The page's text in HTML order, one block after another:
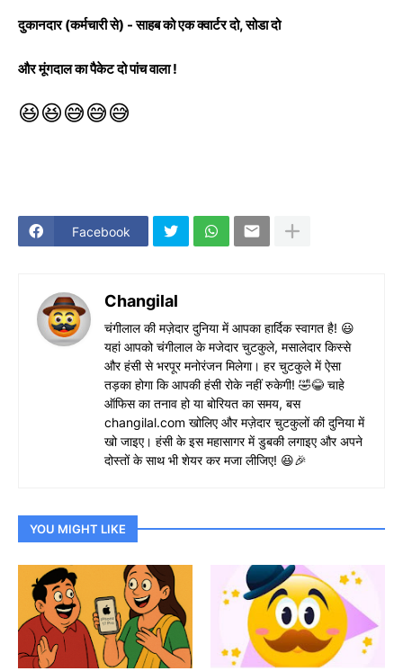
दुकानदार (कर्मचारी से) - साहब को एक क्वार्टर दो, सोडा दो
और मूंगदाल का पैकेट दो पांच वाला !
😆😆😅😅😅
Facebook
Changilal
चंगीलाल की मज़ेदार दुनिया में आपका हार्दिक स्वागत है! 😃
यहां आपको चंगीलाल के मजेदार चुटकुले, मसालेदार किस्से
और हंसी से भरपूर मनोरंजन मिलेगा। हर चुटकुले में ऐसा
तड़का होगा कि आपकी हंसी रोके नहीं रुकेगी! 🤣😂 चाहे
ऑफिस का तनाव हो या बोरियत का समय, बस
changilal.com खोलिए और मज़ेदार चुटकुलों की दुनिया में
खो जाइए। हंसी के इस महासागर में डुबकी लगाइए और अपने
दोस्तों के साथ भी शेयर कर मजा लीजिए! 😆🎉
YOU MIGHT LIKE